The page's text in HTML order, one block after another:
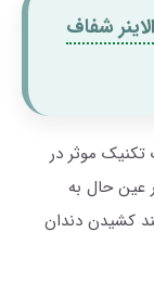
شفاف
موثر در
عین حال به
کشیدن دندان